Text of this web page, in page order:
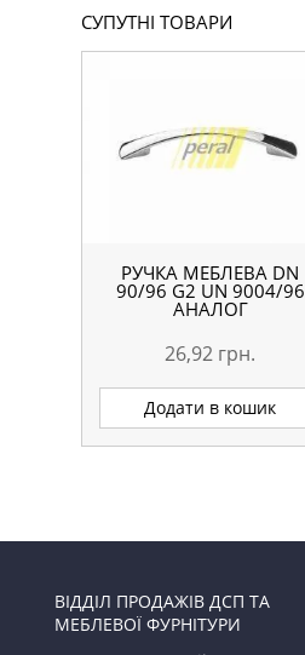
СУПУТНІ ТОВАРИ
РУЧКА МЕБЛЕВА DN
90/96 G2 UN 9004/96
АНАЛОГ
26,92 грн.
Додати в кошик
ВІДДІЛ ПРОДАЖІВ ДСП ТА
МЕБЛЕВОЇ ФУРНІТУРИ